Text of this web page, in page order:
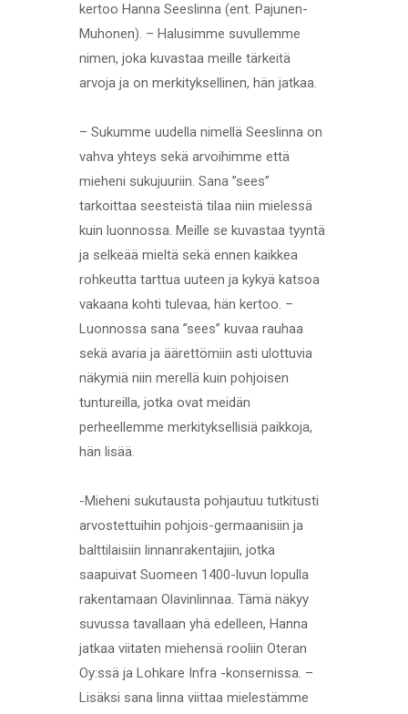
kertoo Hanna Seeslinna (ent. Pajunen-
Muhonen). – Halusimme suvullemme
nimen, joka kuvastaa meille tärkeitä
arvoja ja on merkityksellinen, hän jatkaa.
– Sukumme uudella nimellä Seeslinna on
vahva yhteys sekä arvoihimme että
mieheni sukujuuriin. Sana ”sees”
tarkoittaa seesteistä tilaa niin mielessä
kuin luonnossa. Meille se kuvastaa tyyntä
ja selkeää mieltä sekä ennen kaikkea
rohkeutta tarttua uuteen ja kykyä katsoa
vakaana kohti tulevaa, hän kertoo. –
Luonnossa sana ”sees” kuvaa rauhaa
sekä avaria ja äärettömiin asti ulottuvia
näkymiä niin merellä kuin pohjoisen
tuntureilla, jotka ovat meidän
perheellemme merkityksellisiä paikkoja,
hän lisää.
-Mieheni sukutausta pohjautuu tutkitusti
arvostettuihin pohjois-germaanisiin ja
balttilaisiin linnanrakentajiin, jotka
saapuivat Suomeen 1400-luvun lopulla
rakentamaan Olavinlinnaa. Tämä näkyy
suvussa tavallaan yhä edelleen, Hanna
jatkaa viitaten miehensä rooliin Oteran
Oy:ssä ja Lohkare Infra -konsernissa. –
Lisäksi sana linna viittaa mielestämme